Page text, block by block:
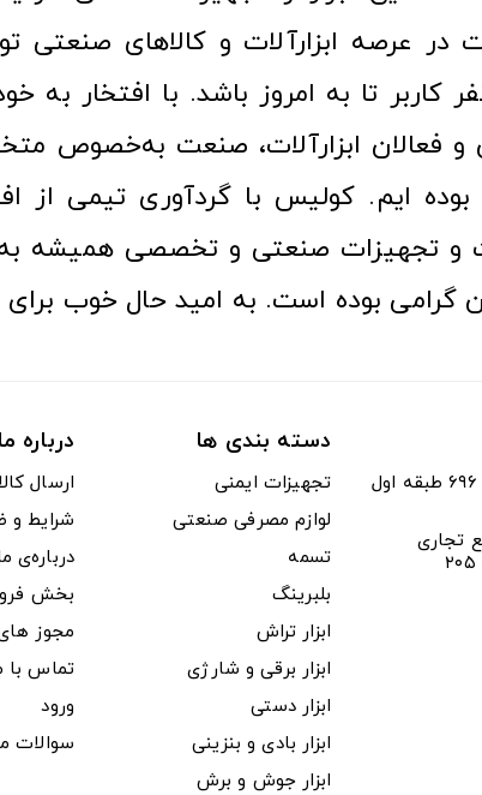
کاربر تا به امروز باشد. با افتخار به
و فعالان ابزارآلات، صنعت به‌خصوص
ایم. کولیس با گردآوری تیمی از
و تجهیزات صنعتی و تخصصی همیشه
گرامی بوده است. به امید حال خوب برای
شعبه مرکز: ستارخان پلاک ۶۹۶ طبقه اول
تجاری
دسته بندی ها
تجهیزات ایمنی
لوازم مصرفی صنعتی
تسمه
بلبرینگ
ابزار تراش
ابزار برقی و شارژی
ابزار دستی
ابزار بادی و بنزینی
ابزار جوش و برش
درباره ما
ارسال کالا
شرایط و
درباره‌ی
بخش
مجوز
تماس با
ورود
سوالات